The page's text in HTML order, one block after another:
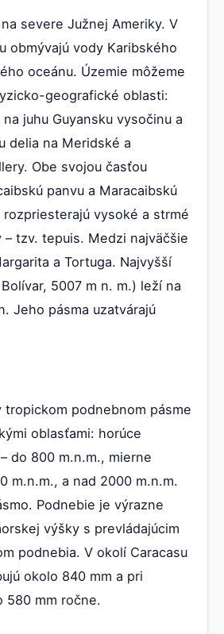
severe Južnej Ameriky. V
obmývajú vody Karibského
oceánu. Územie môžeme
geografické oblasti:
juhu Guyansku vysočinu a
delia na Meridské a
Obe svojou časťou
panvu a Maracaibskú
rozpriesterajú vysoké a strmé
– tzv. tepuis. Medzi najväčšie
a Tortuga. Najvyšší
5007 m n. m.) leží na
Jeho pásma uzatvárajú
tropickom podnebnom pásme
oblasťami: horúce
do 800 m.n.m., mierne
m.n.m., a nad 2000 m.n.m.
Podnebie je výrazne
výšky s prevládajúcim
podnebia. V okolí Caracasu
okolo 840 mm a pri
580 mm ročne.